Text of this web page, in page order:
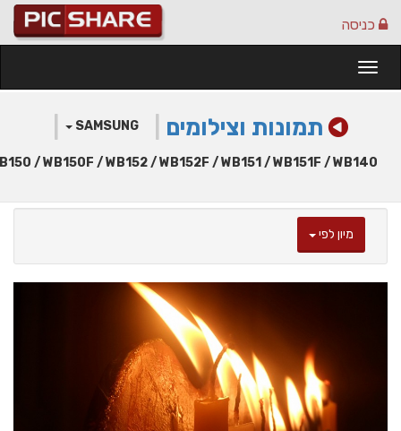
כניסה
תמונות וצילומים SAMSUNG
/ WB150F / WB152 / WB152F / WB151 / WB151F / WB140
מיון לפי